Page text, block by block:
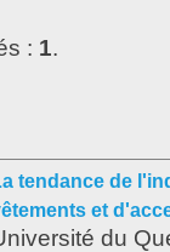
: 1.
tendance de
et
du